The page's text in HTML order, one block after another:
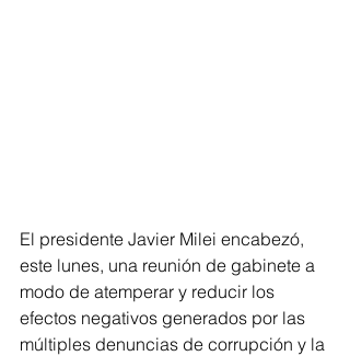
El presidente Javier Milei encabezó,
este lunes, una reunión de gabinete a
modo de atemperar y reducir los
efectos negativos generados por las
múltiples denuncias de corrupción y la